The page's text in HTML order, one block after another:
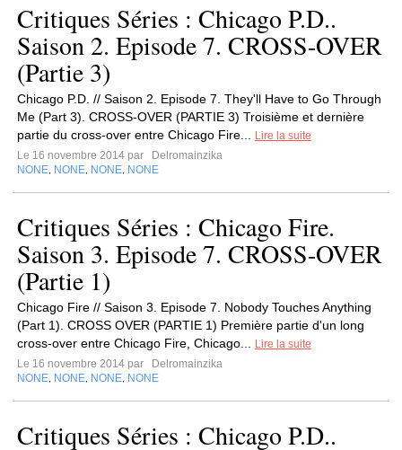
Critiques Séries : Chicago P.D..
Saison 2. Episode 7. CROSS-OVER
(Partie 3)
Chicago P.D. // Saison 2. Episode 7. They'll Have to Go Through
Me (Part 3). CROSS-OVER (PARTIE 3) Troisième et dernière
partie du cross-over entre Chicago Fire...
Lire la suite
Le 16 novembre 2014 par
Delromainzika
NONE NONE NONE NONE
Critiques Séries : Chicago Fire.
Saison 3. Episode 7. CROSS-OVER
(Partie 1)
Chicago Fire // Saison 3. Episode 7. Nobody Touches Anything
(Part 1). CROSS OVER (PARTIE 1) Première partie d'un long
cross-over entre Chicago Fire, Chicago...
Lire la suite
Le 16 novembre 2014 par
Delromainzika
NONE NONE NONE NONE
Critiques Séries : Chicago P.D..